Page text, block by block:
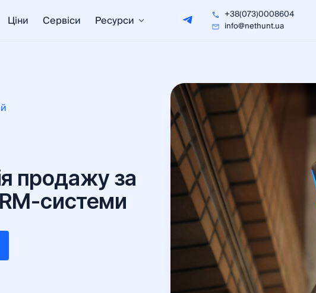
Ціни Сервіси Ресурси
+38(073)0008604
info@nethunt.ua
продажу за
системи